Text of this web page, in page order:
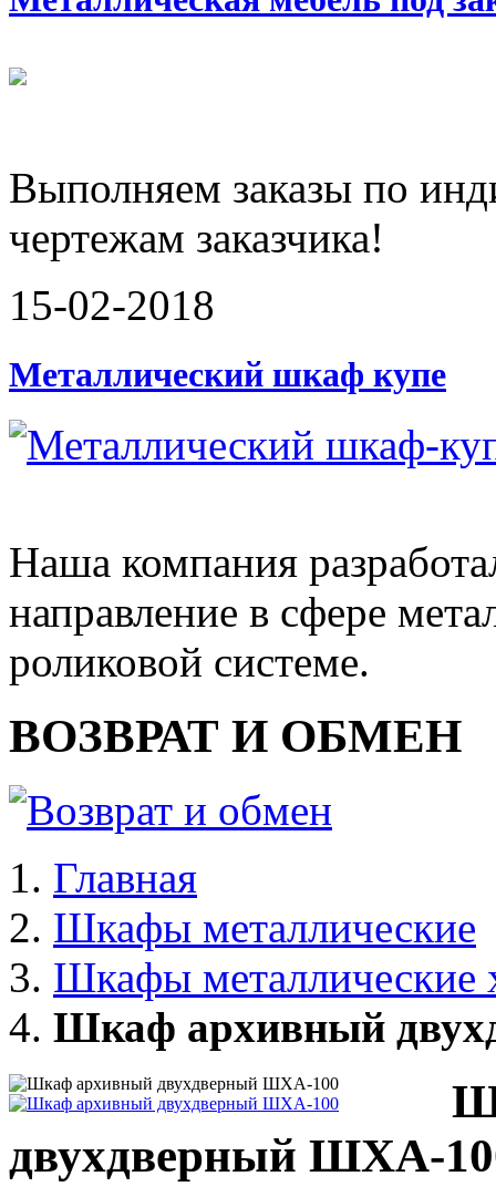
Выполняем заказы по
чертежам заказчика!
15-02-2018
Металлический шкаф купе
Наша компания
направление в сфере
роликовой системе.
ВОЗВРАТ И ОБМЕН
Главная
Шкафы металлические
Шкафы металлические
Шкаф архивный
двухдверный ШХА-